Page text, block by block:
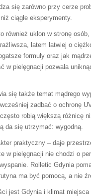
się zarówno przy cerze
ciągłe eksperymenty.
również ukłon w stronę
latem łatwiej o
formuły oraz jak
w pielęgnacji pozwala
się także temat mądrego
zadbać o ochronę
robią większą różnicę
da się utrzymać: wygodną.
praktyczny – daje
w pielęgnacji nie chodzi o
Rolletic Gdynia
ma być pomocą, a nie
jest Gdynia i klimat